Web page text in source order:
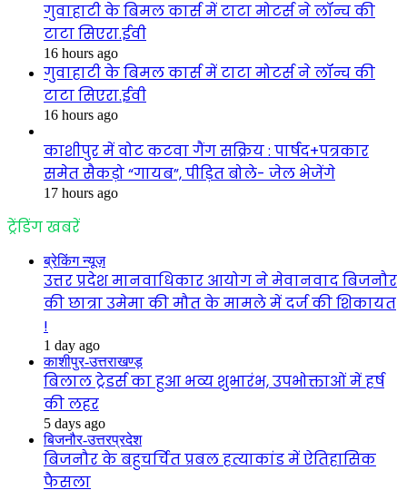
गुवाहाटी के बिमल कार्स में टाटा मोटर्स ने लॉन्च की
टाटा सिएरा.ईवी
16 hours ago
गुवाहाटी के बिमल कार्स में टाटा मोटर्स ने लॉन्च की
टाटा सिएरा.ईवी
16 hours ago
काशीपुर में वोट कटवा गैंग सक्रिय : पार्षद+पत्रकार
समेत सैकड़ो “गायब”, पीड़ित बोले- जेल भेजेंगे
17 hours ago
ट्रेंडिंग खबरें
ब्रेकिंग न्यूज़
उत्तर प्रदेश मानवाधिकार आयोग ने मेवानवाद बिजनौर
की छात्रा उमेमा की मौत के मामले में दर्ज की शिकायत
!
1 day ago
काशीपुर-उत्तराखण्ड़
बिलाल ट्रेडर्स का हुआ भव्य शुभारंभ, उपभोक्ताओं में हर्ष
की लहर
5 days ago
बिजनौर-उत्तरप्रदेश
बिजनौर के बहुचर्चित प्रबल हत्याकांड में ऐतिहासिक
फैसला